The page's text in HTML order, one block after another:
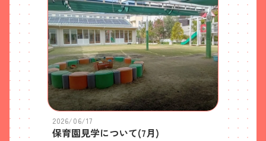
2026/06/17
保育園見学について(7月)